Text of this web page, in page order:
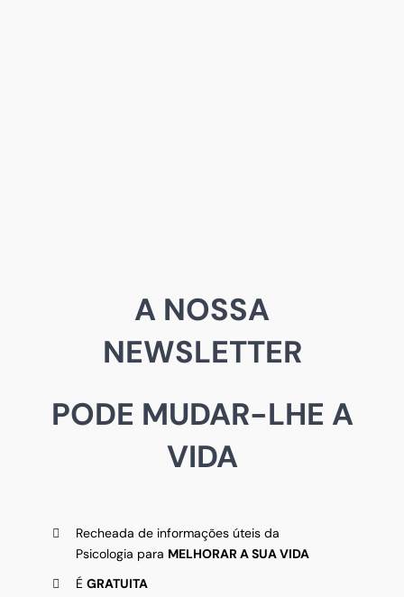
A NOSSA
NEWSLETTER
PODE MUDAR-LHE A
VIDA
Recheada de informações úteis da
Psicologia para MELHORAR A SUA VIDA
É GRATUITA